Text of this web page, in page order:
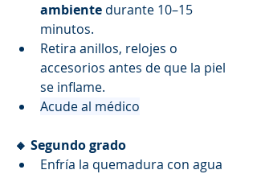
ambiente durante 10–15
minutos.
Retira anillos, relojes o
accesorios antes de que la piel
se inflame.
Acude al médico
🔸 Segundo grado
Enfría la quemadura con agua